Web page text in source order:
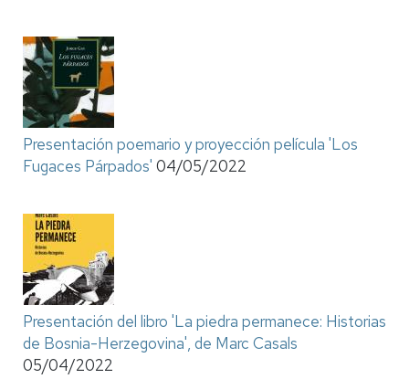
Presentación poemario y proyección película 'Los
Fugaces Párpados' 04/05/2022
Presentación del libro 'La piedra permanece: Historias
de Bosnia-Herzegovina', de Marc Casals
05/04/2022